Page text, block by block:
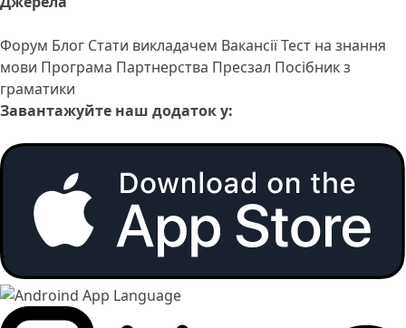
Форум Блог Стати викладачем ВакансіїТест на знання
мови Програма Партнерства Пресзал Посібник з
граматики
Завантажуйте наш додаток у: